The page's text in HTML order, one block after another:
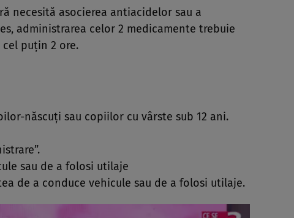
necesită asocierea antiacidelor sau a
administrarea celor 2 medicamente trebuie
puţin 2 ore.
născuţi sau copiilor cu vârste sub 12 ani.
sau de a folosi utilaje
de a conduce vehicule sau de a folosi utilaje.